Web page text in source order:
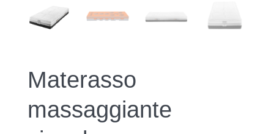
Materasso
massaggiante